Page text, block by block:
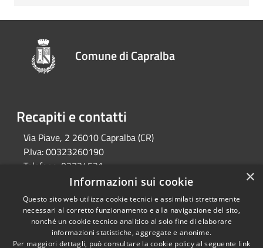
Comune di Capralba
Recapiti e contatti
Via Piave, 2 26010 Capralba (CR)
P.Iva:00323260190
Telefono: 03734521
segreteria@comune.capralba.cr.it
Pec:
pec@pec.comune.capralba.cr.it
Copyright © 2026 • Comune di
×
Informazioni sui cookie
Questo sito web utilizza cookie tecnici e assimilati strettamente
necessari al corretto funzionamento e alla navigazione del sito,
nonché un cookie tecnico analitico al solo fine di elaborare
informazioni statistiche, aggregate e anonime.
Per maggiori dettagli, può consultare la cookie policy al seguente link